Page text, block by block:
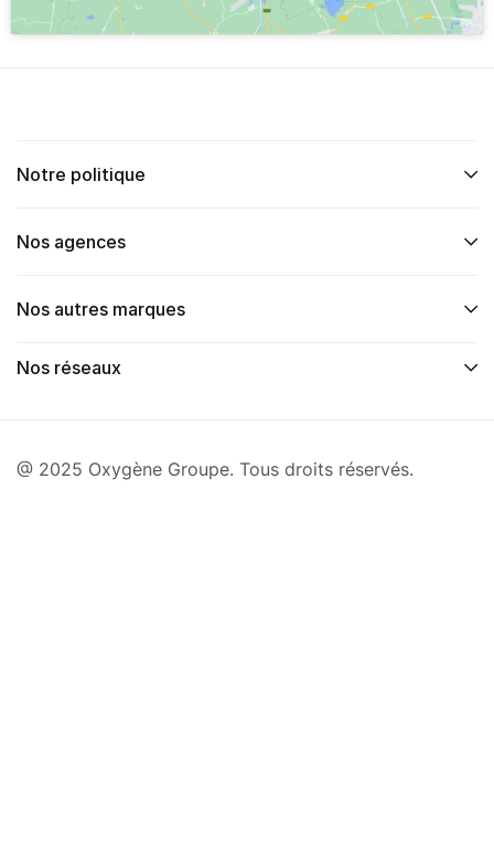
Notre politique
Nos agences
Nos autres marques
Nos réseaux
@ 2025 Oxygène Groupe. Tous droits réservés.